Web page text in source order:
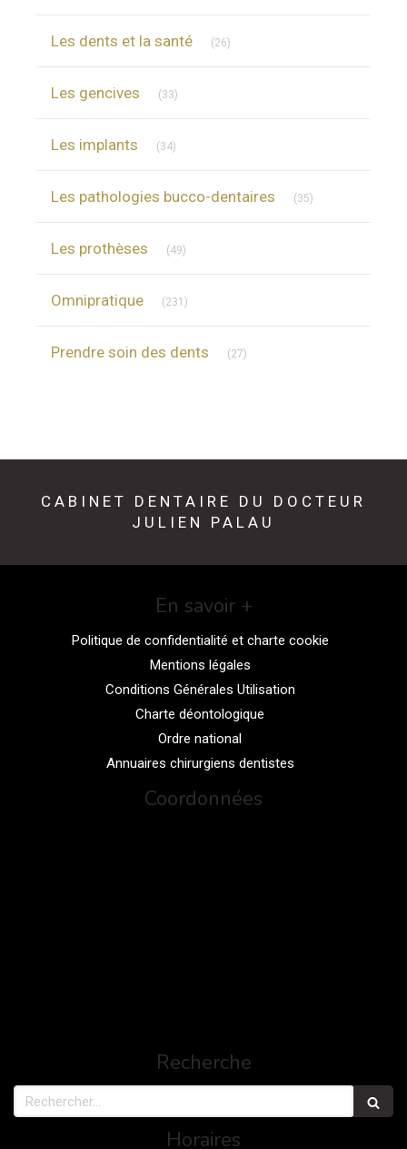
Les dents et la santé (26)
Les gencives (33)
Les implants (34)
Les pathologies bucco-dentaires (35)
Les prothèses (49)
Omnipratique (231)
Prendre soin des dents (27)
CABINET DENTAIRE DU DOCTEUR
JULIEN PALAU
En savoir +
Politique de confidentialité et charte cookie
Mentions légales
Conditions Générales Utilisation
Charte déontologique
Ordre national
Annuaires chirurgiens dentistes
Coordonnées
Recherche
Rechercher
Horaires